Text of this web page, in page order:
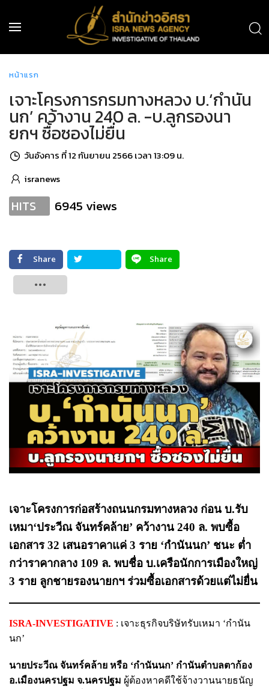
หน้าแรก
เจาะโครงการกรมทางหลวง บ.‘กำนัน
นก’ คว้างาน 240 ล. -บ.ลูกรองนา
ยกฯ ซื้อซองไม่ยื่น
วันอังคาร ที่ 12 กันยายน 2566 เวลา 13:09 น.
isranews
HITS 6945 views
Share
Share
เจาะโครงการก่อสร้างถนนกรมทางหลวง ก่อน บ.รับ
เหมา‘ประวีณ จันทร์คล้าย’ คว้างาน 240 ล. พบซื้อ
เอกสาร 32 เสนอราคาแค่ 3 ราย ‘กำนันนก’ ชนะ ต่ำ
กว่าราคากลาง 109 ล. พบชื่อ บ.เครือนักการเมืองใหญ่
3 ราย ลูกชายรองนายกฯ ร่วมซื้อเอกสารด้วยแต่ไม่ยื่น
ISRA-INVESTIGATIVE : เจาะธุรกิจบริษัทรับเหมา ‘กำนัน
นก’
นายประวีณ จันทร์คล้าย หรือ ‘กำนันนก’ กำนันตำบลตาก้อง
อ.เมืองนครปฐม จ.นครปฐม ผู้ต้องหาคดีใช้จ้างวานนายธนัญ